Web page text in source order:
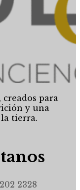
para
y una
tierra.
2328